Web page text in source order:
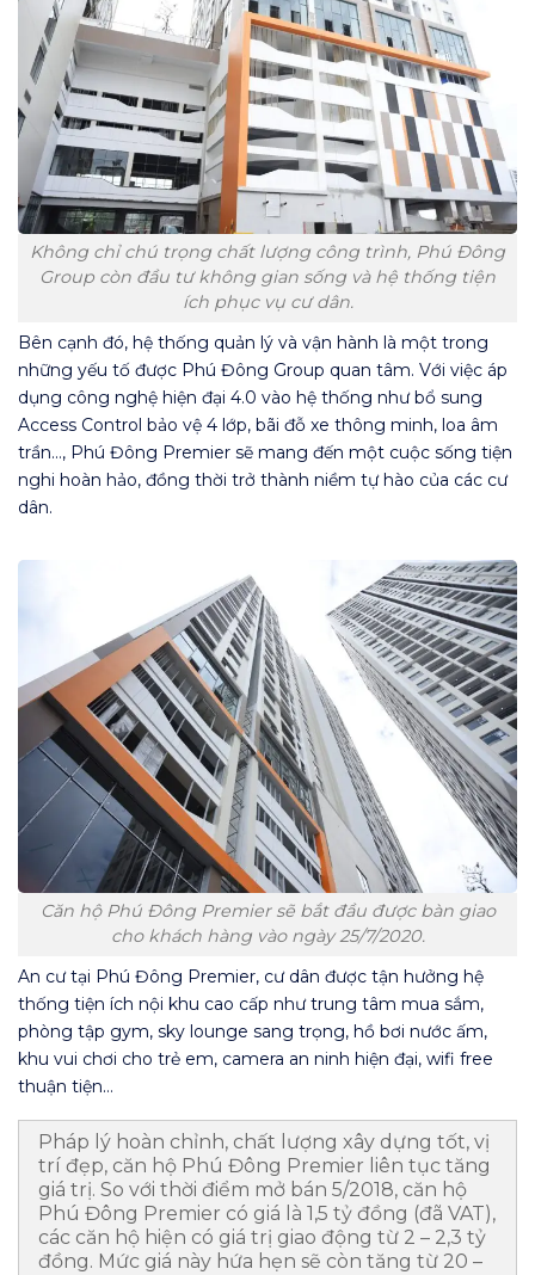
Không chỉ chú trọng chất lượng công trình, Phú Đông
Group còn đầu tư không gian sống và hệ thống tiện
ích phục vụ cư dân.
Bên cạnh đó, hệ thống quản lý và vận hành là một trong
những yếu tố được Phú Đông Group quan tâm. Với việc áp
dụng công nghệ hiện đại 4.0 vào hệ thống như bổ sung
Access Control bảo vệ 4 lớp, bãi đỗ xe thông minh, loa âm
trần…, Phú Đông Premier sẽ mang đến một cuộc sống tiện
nghi hoàn hảo, đồng thời trở thành niềm tự hào của các cư
dân.
Căn hộ Phú Đông Premier sẽ bắt đầu được bàn giao
cho khách hàng vào ngày 25/7/2020.
An cư tại Phú Đông Premier, cư dân được tận hưởng hệ
thống tiện ích nội khu cao cấp như trung tâm mua sắm,
phòng tập gym, sky lounge sang trọng, hồ bơi nước ấm,
khu vui chơi cho trẻ em, camera an ninh hiện đại, wifi free
thuận tiện…
Pháp lý hoàn chỉnh, chất lượng xây dựng tốt, vị
trí đẹp, căn hộ Phú Đông Premier liên tục tăng
giá trị. So với thời điểm mở bán 5/2018, căn hộ
Phú Đông Premier có giá là 1,5 tỷ đồng (đã VAT),
các căn hộ hiện có giá trị giao động từ 2 – 2,3 tỷ
đồng. Mức giá này hứa hẹn sẽ còn tăng từ 20 –